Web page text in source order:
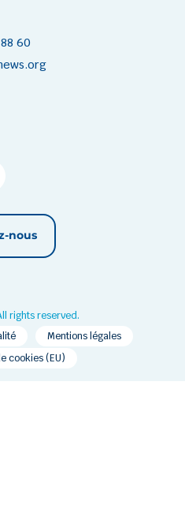
60
nous
rights reserved.
Mentions légales
cookies (EU)